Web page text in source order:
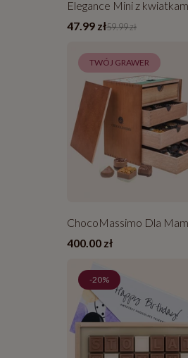
Elegance Mini z
47.99 zł59.99 zł
TWÓJ GRAWER
ChocoMassimo Dla
400.00 zł
-20%